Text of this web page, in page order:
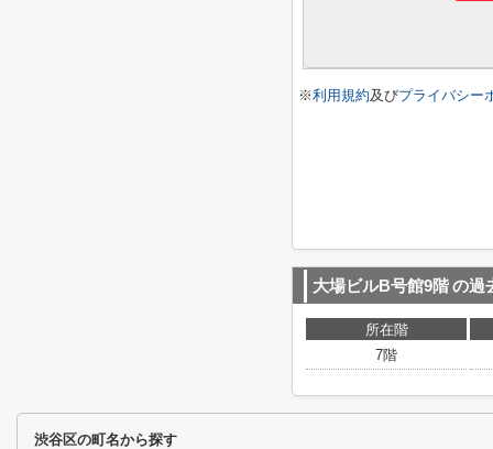
※利用規約及びプライバシー
大場ビルB号館9階の過
所在階
7階
渋谷区の町名から探す